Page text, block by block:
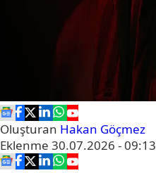
Oluşturan Hakan Göçmez
Eklenme 30.07.2026 - 09:13